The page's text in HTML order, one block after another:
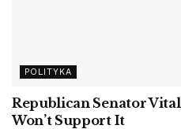
POLITYKA
Republican Senator Vital
Won’t Support It